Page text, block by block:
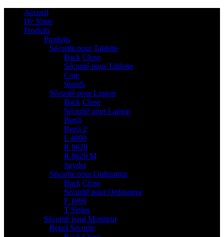
Accueil
De Nous
Produits
Produits
Sécurité pour Tablette
Back Close
Sécurité pour Tablette
Core
Stands
Sécurité pour Laptop
Back Close
Sécurité pour Laptop
Benji
Benji 2
L 4000
R 8620
R 8620 M
Spyder
Sécurité pour Ordinateur
Back Close
Sécurité pour Ordinateur
F 1000
T Series
Sécurité pour Moniteur
Retail Security